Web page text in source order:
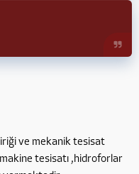
ve mekanik tesisat
tesisatı ,hidroforlar